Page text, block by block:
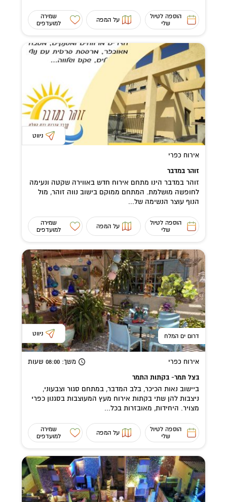
הוספה לטיול
שלי
על המפה
שמירה
למועדפים
ניווט
אירוח כפרי
זוהר במדבר
זוהר במדבר הינו מתחם אירוח חדש באווירה שקטה ונעימה
לחופשה מושלמת. המתחם ממוקם בישוב נווה זוהר, מול
הנוף עוצר הנשימה של...
הוספה לטיול
שלי
על המפה
שמירה
למועדפים
דרום ים המלח ניווט
אירוח כפרי משך: 08:00 שעות
בצל תמר- בקתות התמר
ביישוב נאות הכיכר, בלב המדבר, במתחם סגור וצבעוני,
ניצבות להן שתי בקתות אירוח מעץ המעוצבות בסגנון כפרי
מצויר. היחידות, מאובזרות בכל...
הוספה לטיול
שלי
על המפה
שמירה
למועדפים